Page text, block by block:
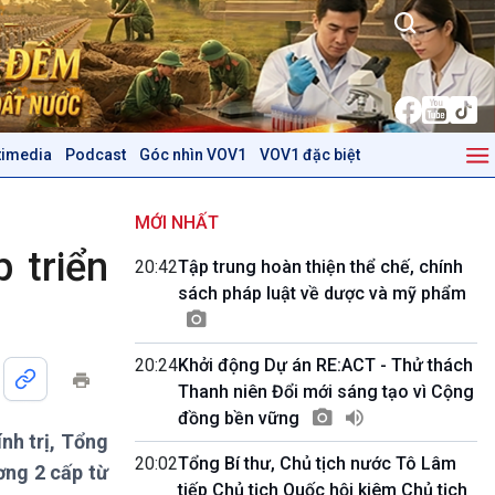
Podcast Góc nhìn VOV1 VOV1 đặc biệt
Trước giờ mở cửa
Dòng chảy Kinh tế
Tuyên chiến với gian lận
thương mại
Mùa vàng
Biển đảo Việt Nam
Tìm hiểu biển, đảo Việt
Nam
Podcast
Góc nhìn VOV1
Bình luận
triển
trị, Tổng
2 cấp từ
MỚI NHẤT
20:42Tập trung hoàn thiện thể chế, chính
sách pháp luật về dược và mỹ phẩm
20:24Khởi động Dự án RE:ACT - Thử thách
Thanh niên Đổi mới sáng tạo vì Cộng
đồng bền vững
20:02Tổng Bí thư, Chủ tịch nước Tô Lâm
tiếp Chủ tịch Quốc hội kiêm Chủ tịch